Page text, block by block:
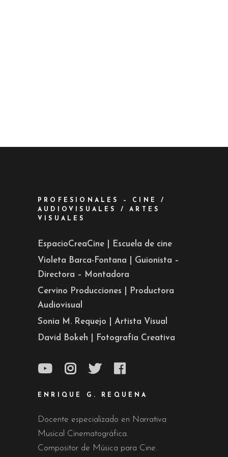
PROFESIONALES – CINE /
AUDIOVISUALES / ARTES
VISUALES
EspacioCreaCine | Escuela de cine
Violeta Barca-Fontana | Guionista –
Directora – Montadora
Cervino Producciones | Productora
Audiovisual
Sonia M. Requejo | Artista Visual
David Bokeh | Fotografía Creativa
ENRIQUE G. REQUENA
Docente especializado en Narrativa
Musical Cinematográfica.
Compositor de Música para Cine.